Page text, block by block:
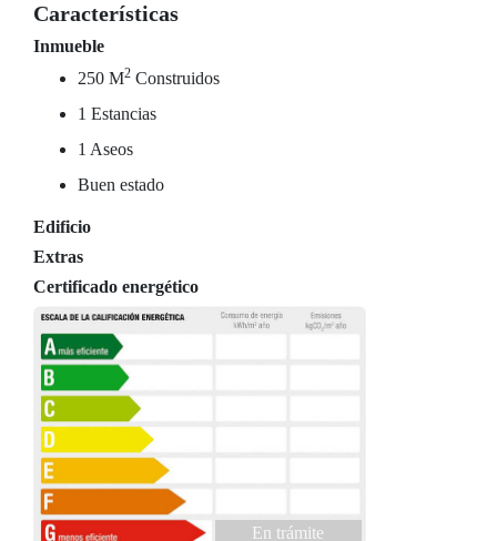
Características
Inmueble
250 M2 Construidos
1 Estancias
1 Aseos
Buen estado
Edificio
Extras
Certificado energético
En trámite